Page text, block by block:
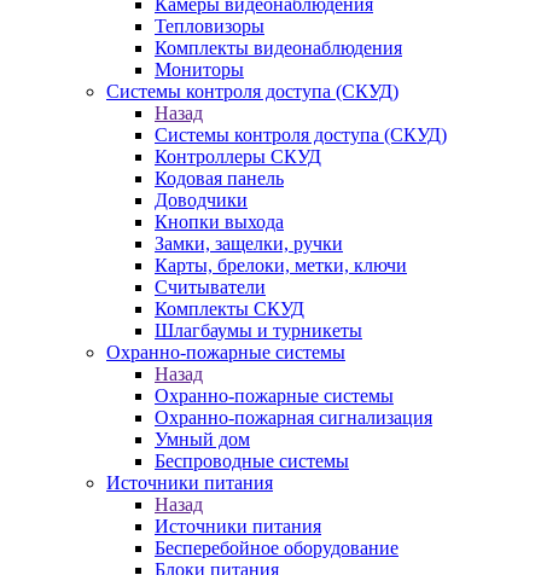
Камеры видеонаблюдения
Тепловизоры
Комплекты видеонаблюдения
Мониторы
Системы контроля доступа (СКУД)
Назад
Системы контроля доступа (СКУД)
Контроллеры СКУД
Кодовая панель
Доводчики
Кнопки выхода
Замки, защелки, ручки
Карты, брелоки, метки, ключи
Считыватели
Комплекты СКУД
Шлагбаумы и турникеты
Охранно-пожарные системы
Назад
Охранно-пожарные системы
Охранно-пожарная сигнализация
Умный дом
Беспроводные системы
Источники питания
Назад
Источники питания
Бесперебойное оборудование
Блоки питания